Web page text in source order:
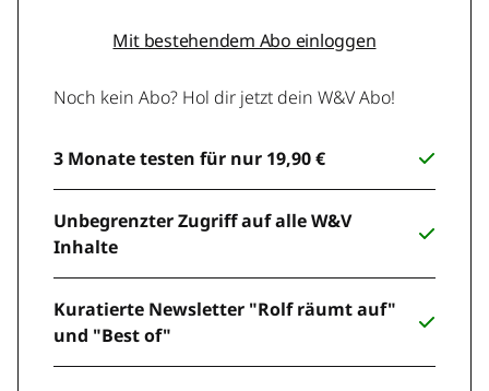
Mit bestehendem Abo einloggen
Noch kein Abo? Hol dir jetzt dein W&V Abo!
3 Monate testen für nur 19,90 €
Unbegrenzter Zugriff auf alle W&V
Inhalte
Kuratierte Newsletter "Rolf räumt auf"
und "Best of"